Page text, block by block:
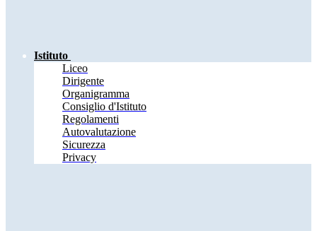
Istituto
Liceo
Dirigente
Organigramma
Consiglio d'Istituto
Regolamenti
Autovalutazione
Sicurezza
Privacy